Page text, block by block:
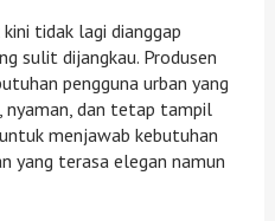
tidak lagi dianggap
sulit dijangkau. Produsen
pengguna urban yang
nyaman, dan tetap tampil
menjawab kebutuhan
yang terasa elegan namun